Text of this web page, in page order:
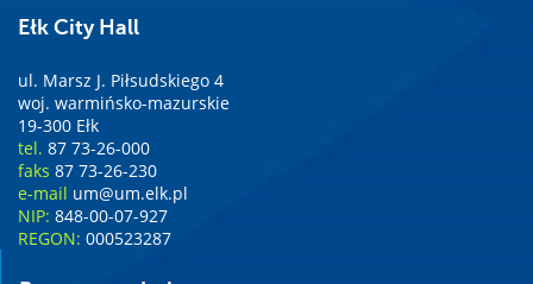
Ełk City Hall
ul. Marsz J. Piłsudskiego 4
woj. warmińsko-mazurskie
19-300 Ełk
tel. 87 73-26-000
faks 87 73-26-230
e-mail um@um.elk.pl
NIP: 848-00-07-927
REGON: 000523287